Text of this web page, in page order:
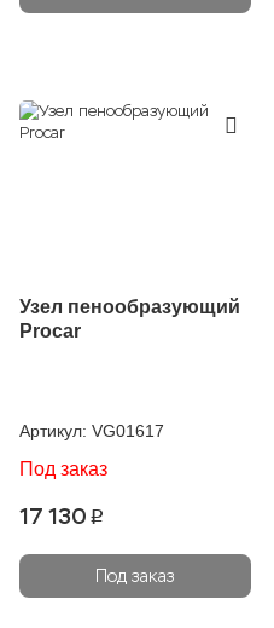
Узел пенообразующий
Procar
Артикул: VG01617
Под заказ
17 130 p
Под заказ